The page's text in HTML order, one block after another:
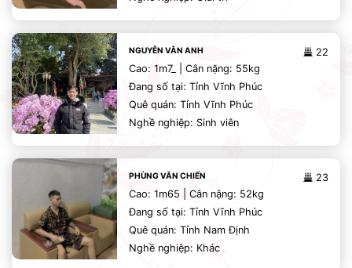
22
NGUYỄN VĂN ANH
Cao: 1m7_ | Cân nặng: 55kg
Đang số tại: Tỉnh Vĩnh Phúc
Quê quán: Tỉnh Vĩnh Phúc
Nghề nghiệp: Sinh viên
23
PHÙNG VĂN CHIẾN
Cao: 1m65 | Cân nặng: 52kg
Đang số tại: Tỉnh Vĩnh Phúc
Quê quán: Tỉnh Nam Định
Nghề nghiệp: Khác